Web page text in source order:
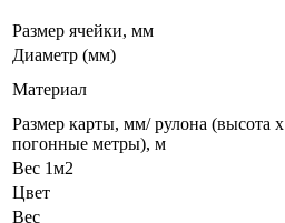
Размер ячейки, мм
Диаметр (мм)
Материал
Размер карты, мм/ рулона (высота х
погонные метры), м
Вес 1м2
Цвет
Вес